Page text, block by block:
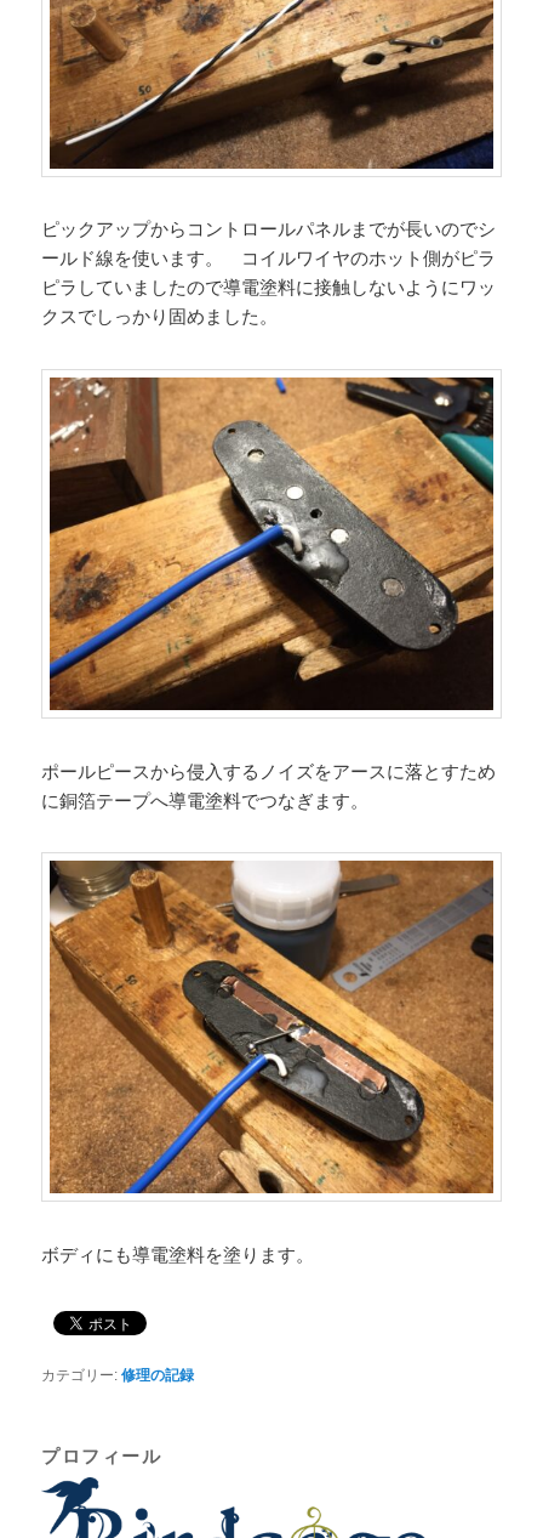
ピックアップからコントロールパネルまでが長いのでシ
ールド線を使います。 コイルワイヤのホット側がピラ
ピラしていましたので導電塗料に接触しないようにワッ
クスでしっかり固めました。
ポールピースから侵入するノイズをアースに落とすため
に銅箔テープへ導電塗料でつなぎます。
ボディにも導電塗料を塗ります。
カテゴリー: 修理の記録
プロフィール